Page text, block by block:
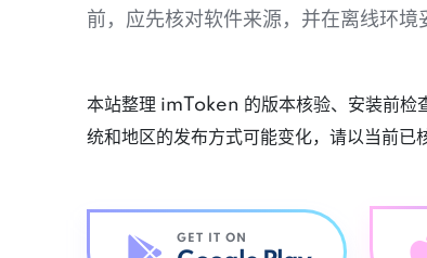
前，应先核对软件来源，并在离线环境
本站整理 imToken 的版本核验、安装前检
统和地区的发布方式可能变化，请以当前已
GET IT ON